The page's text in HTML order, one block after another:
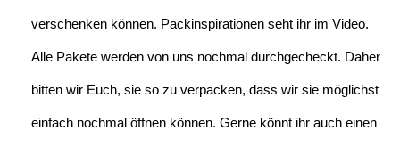
verschenken können. Packinspirationen seht ihr im Video.
Alle Pakete werden von uns nochmal durchgecheckt. Daher
bitten wir Euch, sie so zu verpacken, dass wir sie möglichst
einfach nochmal öffnen können. Gerne könnt ihr auch einen